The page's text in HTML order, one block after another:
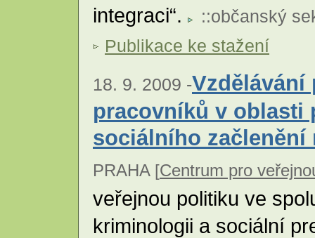
integraci“.
::občanský
Publikace ke stažení
18. 9. 2009 -Vzdělávání
pracovníků v oblasti
sociálního začlenění
PRAHA [Centrum pro
veřejnou politiku ve
kriminologii a sociální